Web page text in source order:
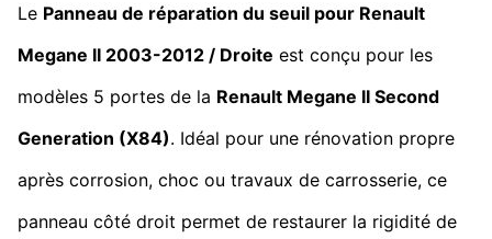
Le Panneau de réparation du seuil pour Renault
Megane II 2003-2012 / Droite est conçu pour les
modèles 5 portes de la Renault Megane II Second
Generation (X84). Idéal pour une rénovation propre
après corrosion, choc ou travaux de carrosserie, ce
panneau côté droit permet de restaurer la rigidité de